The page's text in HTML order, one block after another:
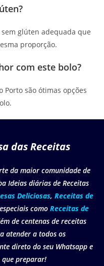
glúten adequada que
proporção.
com este bolo?
Porto são ótimas opções
das Receitas
da maior comunidade de
Ideias diárias de Receitas
Deliciosas, Receitas de
como Receitas de
de centenas de receitas
atender a todos os
direto do seu Whatsapp e
que preparar!